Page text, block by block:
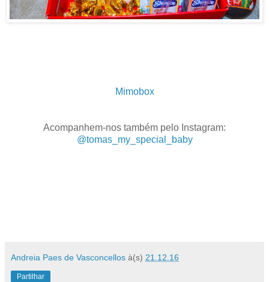
Mimobox
Acompanhem-nos também pelo Instagram:
@tomas_my_special_baby
Andreia Paes de Vasconcellos à(s) 21.12.16
Partilhar